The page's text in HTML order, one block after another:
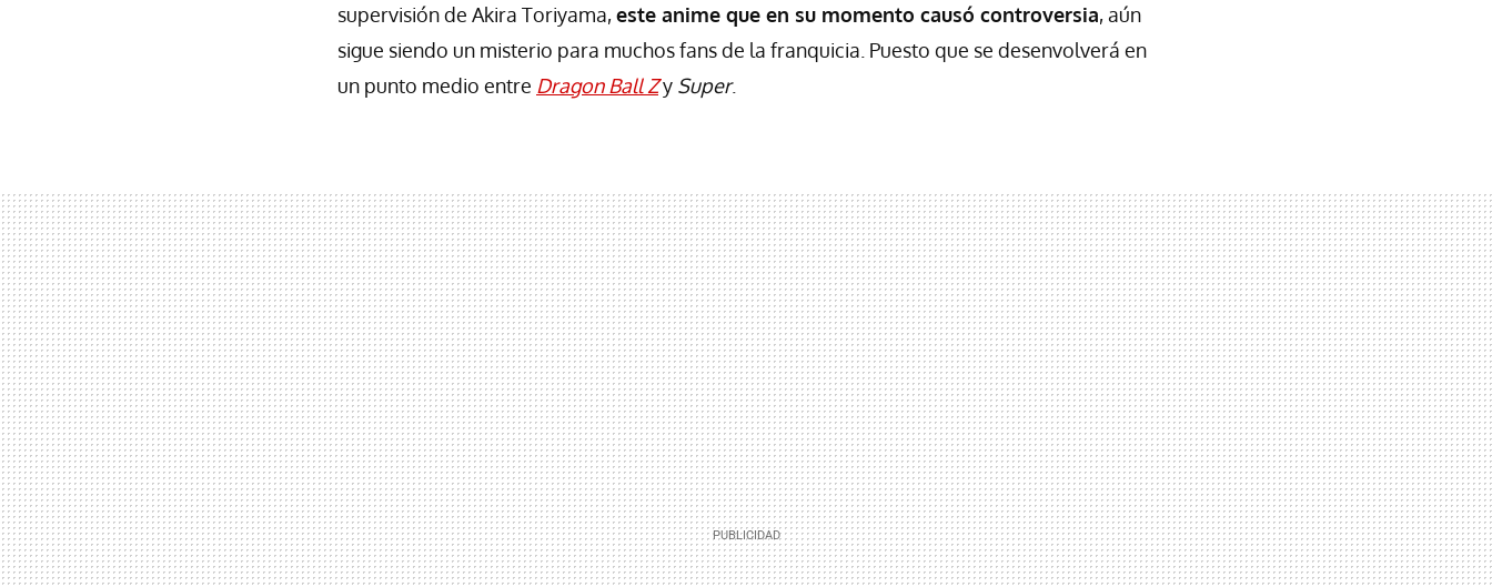
supervisión de Akira Toriyama,este anime que en su momento causó controversia, aún
sigue siendo un misterio para muchos fans de la franquicia. Puesto que se desenvolverá en
un punto medio entre Dragon Ball Zy Super.